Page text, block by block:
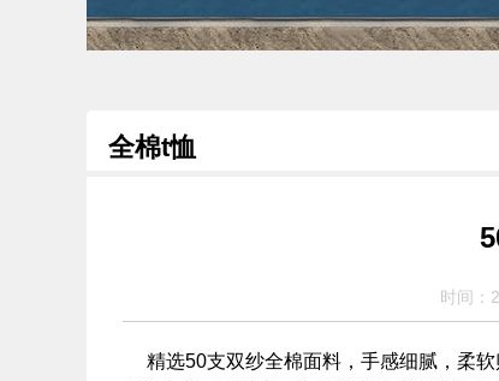
全棉t恤
时间：
精选50支双纱全棉面料，手感细腻，柔软